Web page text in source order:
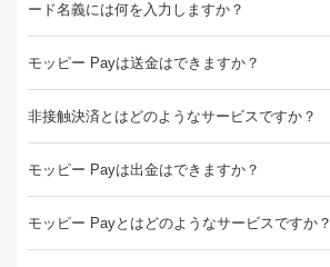
ード名義には何を入力しますか？
モッピー Payは送金はできますか？
非接触決済とはどのようなサービスですか？
モッピー Payは出金はできますか？
モッピー Payとはどのようなサービスですか？